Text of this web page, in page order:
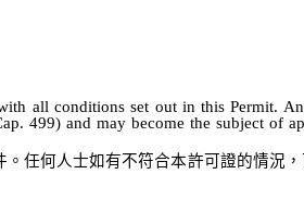
all conditions set out in this Permit.
499) and may become the subject of
任何人士如有不符合本許可證的情況